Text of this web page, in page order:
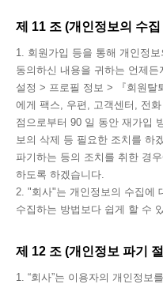
제 11 조 (개인정보의 수
1. 회원가입 등을 통해 개인정
동의하신 내용을 귀하는 언제
설정 > 프로필 정보 > 『회원탈
에게 팩스, 우편, 고객센터, 전
점으로부터 90 일 동안 재가입
보의 삭제 등 필요한 조치를 하
파기하는 등의 조치를 취한 경
하도록 하겠습니다.
2. "회사"는 개인정보의 수집에
수집하는 방법보다 쉽게 할 수
제 12 조 (개인정보 파기
1. “회사”는 이용자의 개인정보